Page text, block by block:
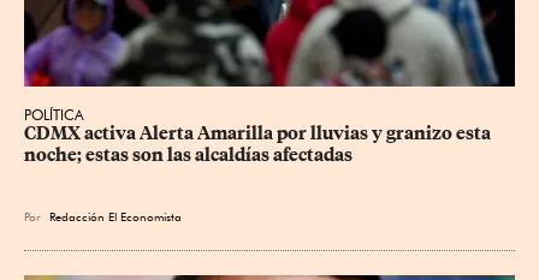
POLÍTICA
CDMX activa Alerta Amarilla por lluvias y granizo esta
noche; estas son las alcaldías afectadas
Por Redacción El Economista